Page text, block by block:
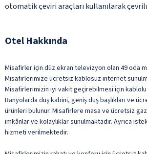
otomatik çeviri araçları kullanılarak
Otel Hakkında
Misafirler için düz ekran televizyon olan 49 oda
Misafirlerimize ücretsiz kablosuz internet
Misafirlerimizin iyi vakit geçirebilmesi için kablolu
Banyolarda duş kabini, geniş duş başlıkları ve
ürünleri bulunur. Misafirlere masa ve ücretsiz
imkânlar ve kolaylıklar sunulmaktadır. Ayrıca
hizmeti verilmektedir.